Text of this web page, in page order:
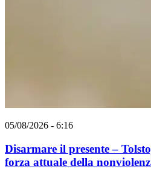
05/08/2026 - 6:16
Disarmare il presente –
forza attuale della